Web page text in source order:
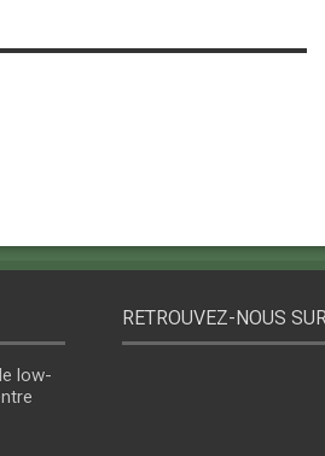
low-
RETROUVEZ-NOUS